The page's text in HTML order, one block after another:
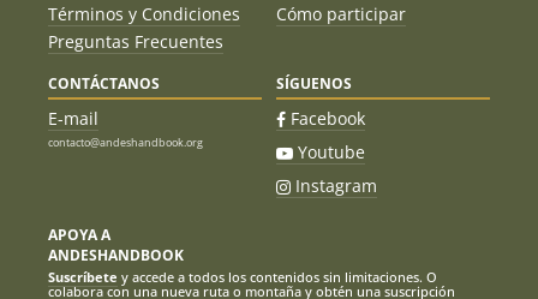
Términos y Condiciones
Preguntas Frecuentes
Cómo participar
CONTÁCTANOS
E-mail
contacto@andeshandbook.org
SÍGUENOS
Facebook
Youtube
Instagram
APOYA A
ANDESHANDBOOK
Suscríbete y accede a todos los contenidos sin limitaciones. O
colabora con una nueva ruta o montaña y obtén una suscripción